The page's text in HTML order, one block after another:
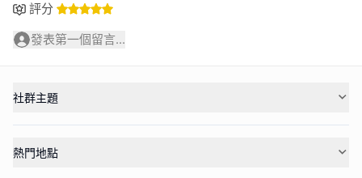
評分
發表第一個留言...
社群主題
熱門地點